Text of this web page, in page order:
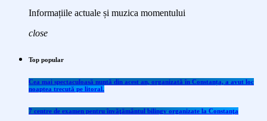
Informațiile actuale și muzica momentului
close
Top popular
Cea mai spectaculoasă nuntă din acest an, organizată în Constanța, a avut loc
noaptea trecută pe litoral.
7 centre de examen pentru învăţământul bilingv organizate la Constanţa